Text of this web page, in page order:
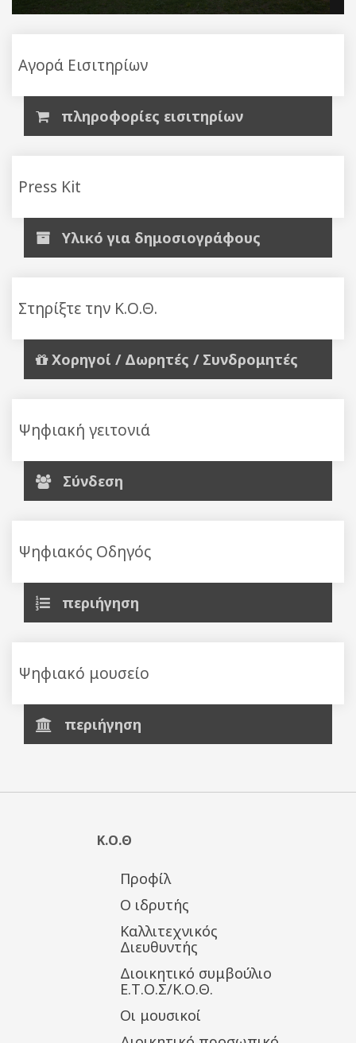
Αγορά Εισιτηρίων
πληροφορίες εισιτηρίων
Press Kit
Υλικό για δημοσιογράφους
Στηρίξτε την Κ.Ο.Θ.
Χορηγοί / Δωρητές / Συνδρομητές
Ψηφιακή γειτονιά
Σύνδεση
Ψηφιακός Οδηγός
περιήγηση
Ψηφιακό μουσείο
περιήγηση
Κ.Ο.Θ
Προφίλ
Ο ιδρυτής
Καλλιτεχνικός
Διευθυντής
Διοικητικό συμβούλιο
Ε.Τ.Ο.Σ/Κ.Ο.Θ.
Οι μουσικοί